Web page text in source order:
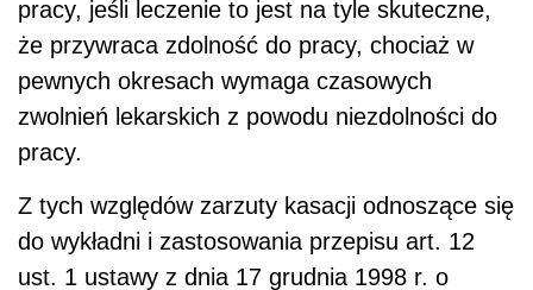
pracy, jeśli leczenie to jest na tyle skuteczne,
że przywraca zdolność do pracy, chociaż w
pewnych okresach wymaga czasowych
zwolnień lekarskich z powodu niezdolności do
pracy.
Z tych względów zarzuty kasacji odnoszące się
do wykładni i zastosowania przepisu art. 12
ust. 1 ustawy z dnia 17 grudnia 1998 r. o